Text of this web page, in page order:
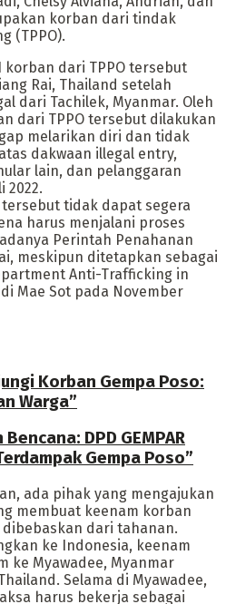
korban dari tindak
(TPPO).
korban dari TPPO tersebut
Rai, Thailand setelah
dari Tachilek, Myanmar. Oleh
dari TPPO tersebut dilakukan
melarikan diri dan tidak
dakwaan illegal entry,
lain, dan pelanggaran
2022.
tidak dapat segera
harus menjalani proses
Perintah Penahanan
meskipun ditetapkan sebagai
Anti-Trafficking in
Mae Sot pada November
Korban Gempa Poso:
Warga”
DPD GEMPAR
Gempa Poso”
ada pihak yang mengajukan
membuat keenam korban
dari tahanan.
ke Indonesia, keenam
ke Myawadee, Myanmar
Selama di Myawadee,
harus bekerja sebagai